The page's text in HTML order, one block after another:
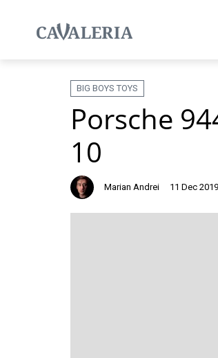
BIG BOYS TOYS
Porsche
10
Marian Andrei 11 Dec 2019